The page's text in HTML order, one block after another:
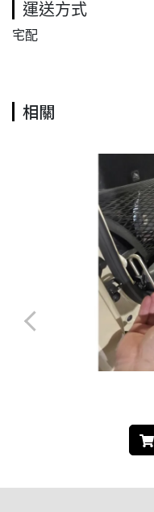
運送方式
宅配
相關